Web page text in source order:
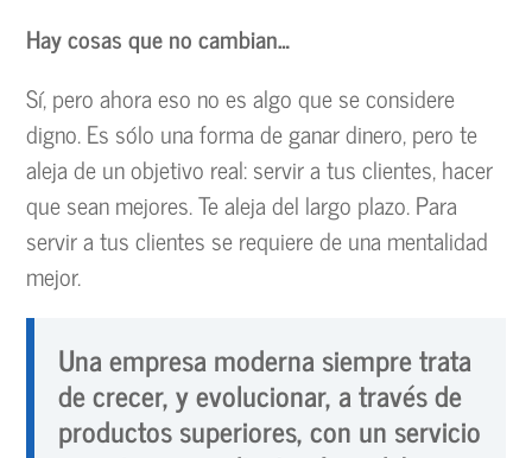
Hay cosas que no cambian…
Sí, pero ahora eso no es algo que se considere
digno. Es sólo una forma de ganar dinero, pero te
aleja de un objetivo real: servir a tus clientes, hacer
que sean mejores. Te aleja del largo plazo. Para
servir a tus clientes se requiere de una mentalidad
mejor.
Una empresa moderna siempre trata
de crecer, y evolucionar, a través de
productos superiores, con un servicio